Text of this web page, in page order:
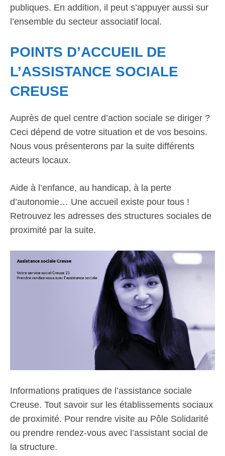
publiques. En addition, il peut s’appuyer aussi sur
l’ensemble du secteur associatif local.
POINTS D’ACCUEIL DE
L’ASSISTANCE SOCIALE
CREUSE
Auprès de quel centre d’action sociale se diriger ?
Ceci dépend de votre situation et de vos besoins.
Nous vous présenterons par la suite différents
acteurs locaux.
Aide à l’enfance, au handicap, à la perte
d’autonomie… Une accueil existe pour tous !
Retrouvez les adresses des structures sociales de
proximité par la suite.
Informations pratiques de l’assistance sociale
Creuse. Tout savoir sur les établissements sociaux
de proximité. Pour rendre visite au Pôle Solidarité
ou prendre rendez-vous avec l’assistant social de
la structure.